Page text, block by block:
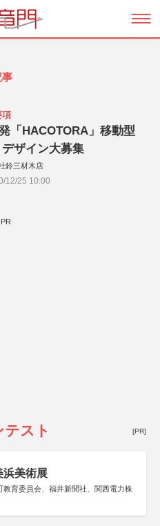
事
項
「HACOTORA」移動型
ザイン大募集
鈴三材木店
12/25 10:00
PR
スト [PR]
浜美術展
教育委員会、福井新聞社、関西電力株